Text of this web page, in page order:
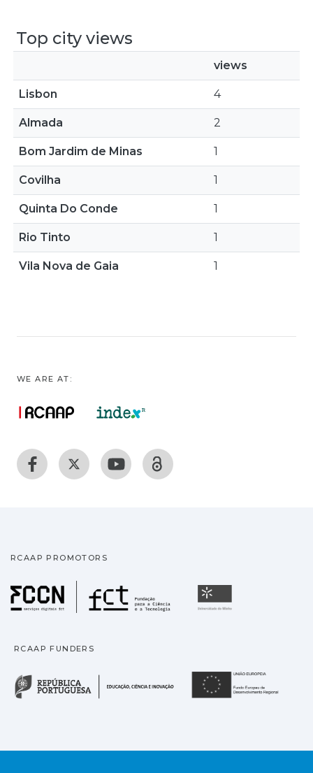
Top city views
views
Lisbon 4
Almada 2
Bom Jardim de Minas 1
Covilha 1
Quinta Do Conde 1
Rio Tinto 1
Vila Nova de Gaia 1
WE ARE AT:
RCAAP PROMOTORS
Fundação para a
RCAAP FUNDERS
República Portuguesa